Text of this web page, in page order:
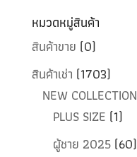
หมวดหมู่สินค้า
สินค้าขาย (0)
สินค้าเช่า (1703)
NEW COLLECTION
PLUS SIZE (1)
ผู้ชาย 2025 (60)